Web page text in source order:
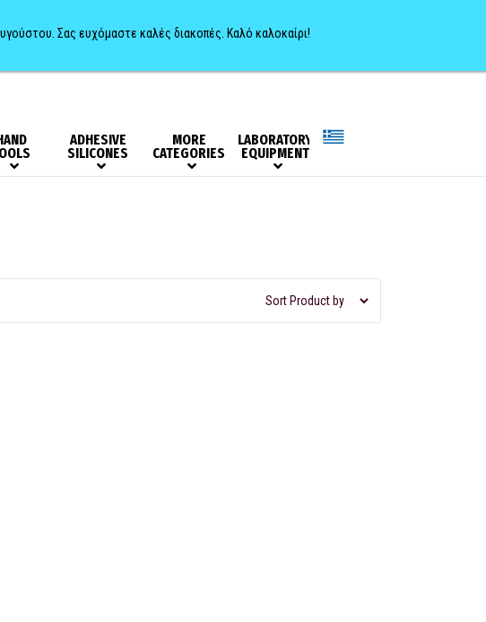
0
ADHESIVE
SILICONES
MORE
CATEGORIES
LABORATORY
EQUIPMENT
Σας ευχόμαστε καλές διακοπές. Καλό καλοκαίρι!